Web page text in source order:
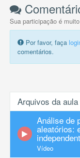
Sua participação é
Por favor, faça
comentários.
Arquivos da aula
Análise de
aleatórios:
Vídeo